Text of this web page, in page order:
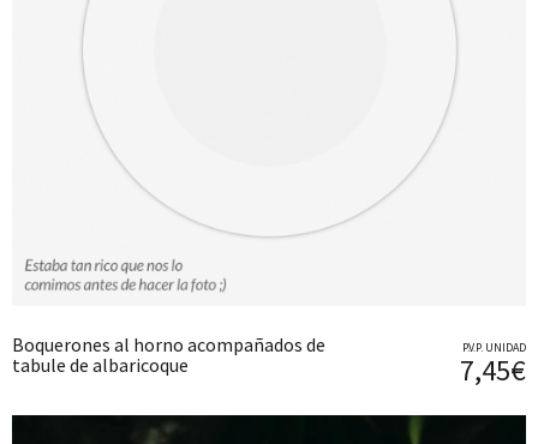
Boquerones al horno acompañados de
tabule de albaricoque
P.V.P. UNIDAD
7,45€